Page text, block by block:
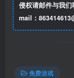
侵权请邮件与我
mail：
免费游戏